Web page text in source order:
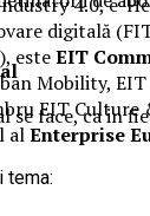
digitală
esteEIT
Mobility,
EIT Culture
alEnterprise
tema:
face, ca in